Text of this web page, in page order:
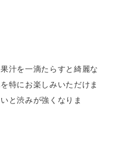
汁を一滴たらすと綺麗な
特にお楽しみいただけま
と渋みが強くなりま